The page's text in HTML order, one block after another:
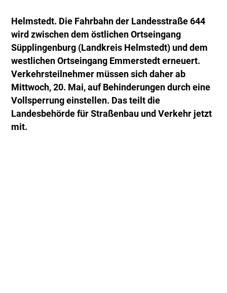
Helmstedt. Die Fahrbahn der Landesstraße 644
wird zwischen dem östlichen Ortseingang
Süpplingenburg (Landkreis Helmstedt) und dem
westlichen Ortseingang Emmerstedt erneuert.
Verkehrsteilnehmer müssen sich daher ab
Mittwoch, 20. Mai, auf Behinderungen durch eine
Vollsperrung einstellen. Das teilt die
Landesbehörde für Straßenbau und Verkehr jetzt
mit.